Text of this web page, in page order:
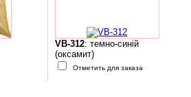
VB-312: темно-синій
(оксамит)
Отметить для заказа